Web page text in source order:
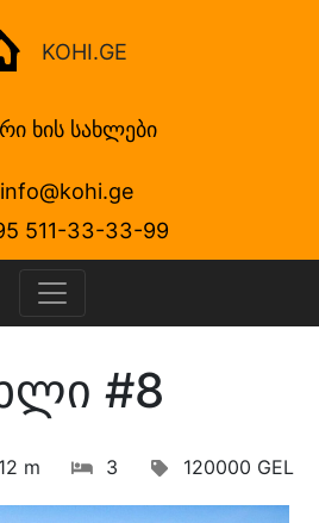
KOHI.GE
ხის სახლები
info@kohi.ge
511-33-33-99
#8
m 3 120000 GEL